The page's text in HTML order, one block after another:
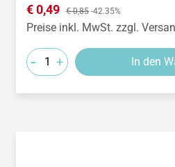
Verkaufspreis:
€ 0,49 Regulärer Preis:
€ 0,85 -42.35%
Preise inkl. MwSt. zzgl.
- + In den